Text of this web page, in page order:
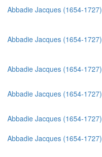
Abbadie Jacques (1654-1727)
Abbadie Jacques (1654-1727)
Abbadie Jacques (1654-1727)
Abbadie Jacques (1654-1727)
Abbadie Jacques (1654-1727)
Abbadie Jacques (1654-1727)